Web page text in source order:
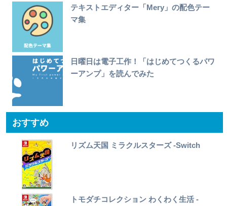
テキストエディター「Mery」の配色テー
マ集
日曜日は電子工作！「はじめてつくるパワ
ーアンプ」を読んでみた
おすすめ
リズム天国 ミラクルスターズ -Switch
トモダチコレクション わくわく生活 -